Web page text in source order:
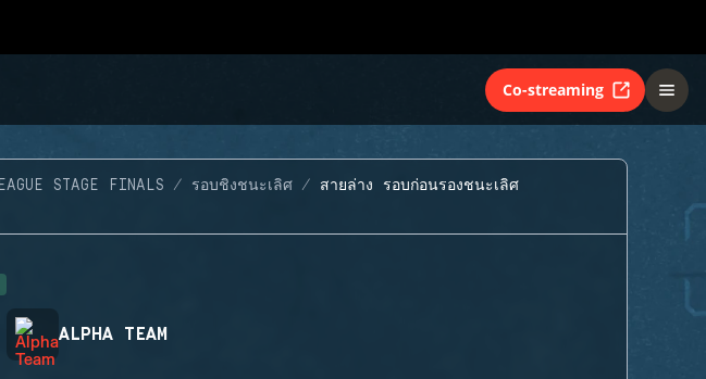
Co-streaming
STAGE FINALS รอบชิงชนะเลิศ สายล่าง รอบก่อนรองชนะเลิศ
ALPHA TEAM